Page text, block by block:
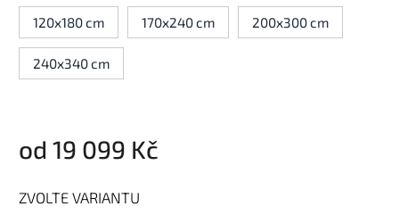
120x180 cm
170x240 cm 200x300 cm
240x340 cm
od 19 099 Kč
ZVOLTE VARIANTU